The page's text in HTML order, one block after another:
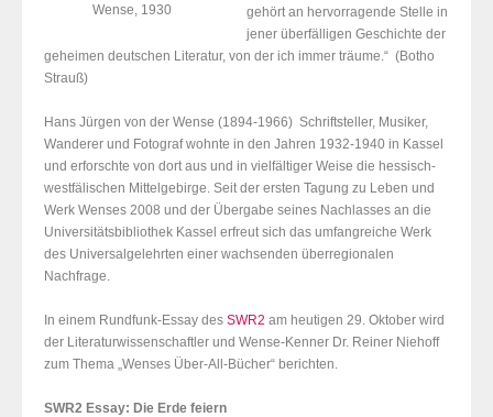
Wense, 1930
gehört an hervorragende Stelle in
jener überfälligen Geschichte der
geheimen deutschen Literatur, von der ich immer träume.“ (Botho
Strauß)
Hans Jürgen von der Wense (1894-1966) Schriftsteller, Musiker,
Wanderer und Fotograf wohnte in den Jahren 1932-1940 in Kassel
und erforschte von dort aus und in vielfältiger Weise die hessisch-
westfälischen Mittelgebirge. Seit der ersten Tagung zu Leben und
Werk Wenses 2008 und der Übergabe seines Nachlasses an die
Universitätsbibliothek Kassel erfreut sich das umfangreiche Werk
des Universalgelehrten einer wachsenden überregionalen
Nachfrage.
In einem Rundfunk-Essay des SWR2 am heutigen 29. Oktober wird
der Literaturwissenschaftler und Wense-Kenner Dr. Reiner Niehoff
zum Thema „Wenses Über-All-Bücher“ berichten.
SWR2 Essay: Die Erde feiern